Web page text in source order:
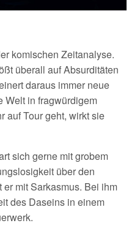
komischen Zeitanalyse.
überall auf Absurditäten
daraus immer neue
Welt in fragwürdigem
auf Tour geht, wirkt sie
sich gerne mit grobem
über den
mit Sarkasmus. Bei ihm
des Daseins in einem